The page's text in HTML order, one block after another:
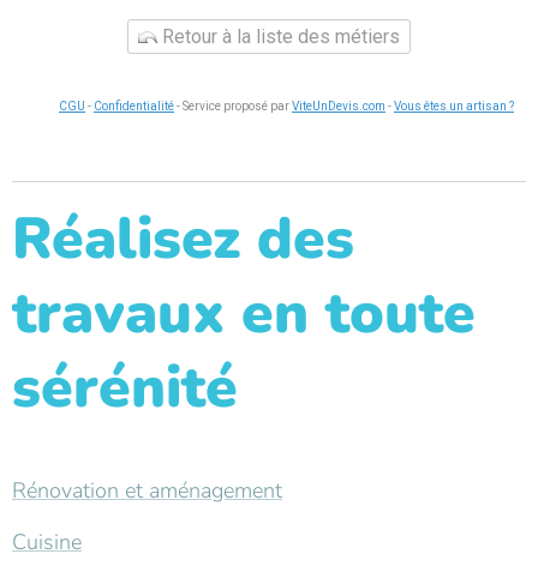
Retour à la liste des métiers
CGU - Confidentialité- Service proposé parViteUnDevis.com -Vous êtes un artisan ?
Réalisez des
travaux en toute
sérénité
Rénovation et aménagement
Cuisine